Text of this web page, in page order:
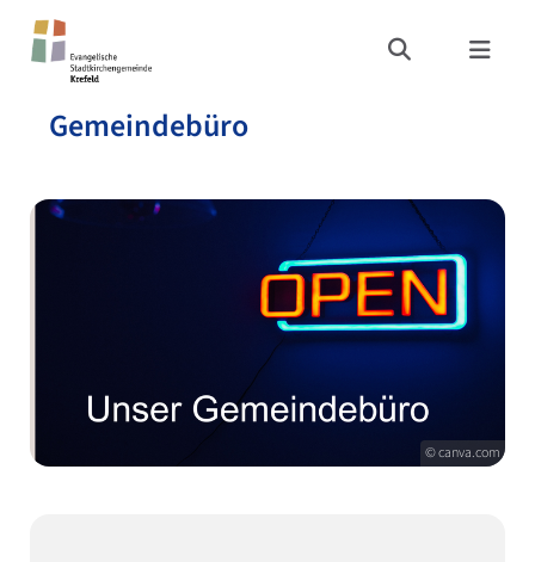
Gemeindebüro
© canva.com